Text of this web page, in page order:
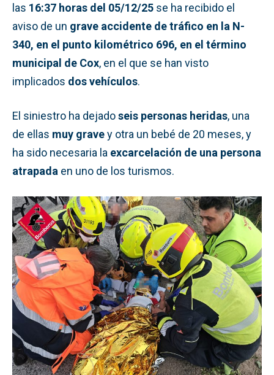
las 16:37 horas del 05/12/25 se ha recibido el
aviso de un grave accidente de tráfico en la N-
340, en el punto kilométrico 696, en el término
municipal de Cox, en el que se han visto
implicados dos vehículos.
El siniestro ha dejadoseis personas heridas, una
de ellas muy gravey otra un bebé de 20 meses, y
ha sido necesaria la excarcelación de una persona
atrapada en uno de los turismos.